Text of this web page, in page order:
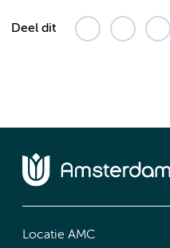
Deel dit
Locatie AMC